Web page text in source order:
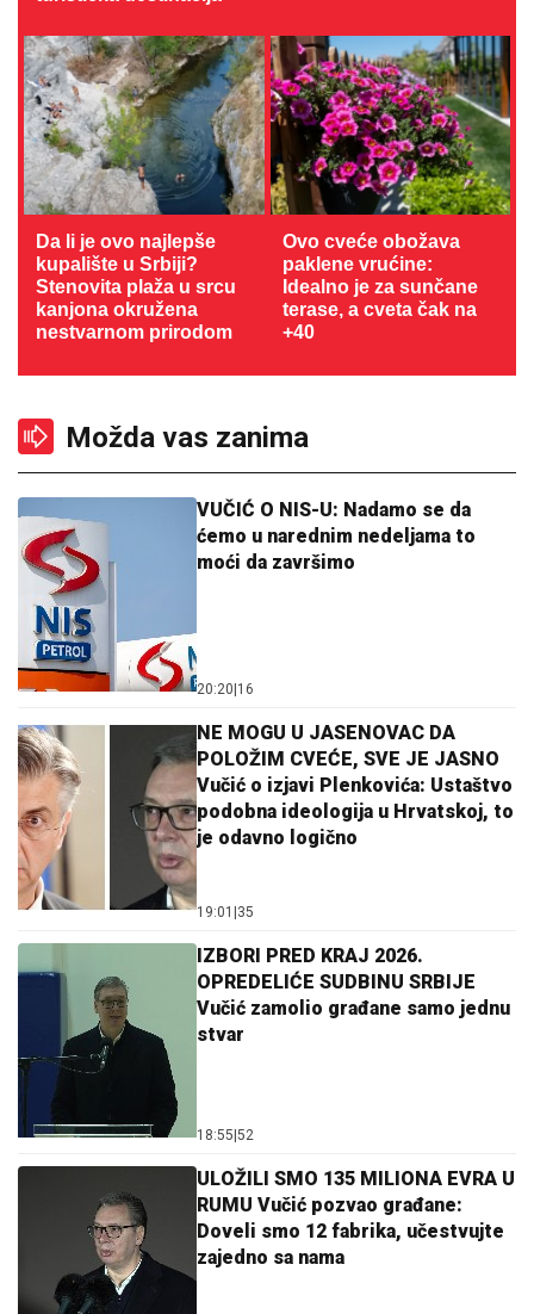
Da li je ovo najlepše
kupalište u Srbiji?
Stenovita plaža u srcu
kanjona okružena
nestvarnom prirodom
Ovo cveće obožava
paklene vrućine:
Idealno je za sunčane
terase, a cveta čak na
+40
Možda vas zanima
VUČIĆ O NIS-U: Nadamo se da
ćemo u narednim nedeljama to
moći da završimo
20:20|16
NE MOGU U JASENOVAC DA
POLOŽIM CVEĆE, SVE JE JASNO
Vučić o izjavi Plenkovića: Ustaštvo
podobna ideologija u Hrvatskoj, to
je odavno logično
19:01 |35
IZBORI PRED KRAJ 2026.
OPREDELIĆE SUDBINU SRBIJE
Vučić zamolio građane samo jednu
stvar
18:55|52
ULOŽILI SMO 135 MILIONA EVRA U
RUMU Vučić pozvao građane:
Doveli smo 12 fabrika, učestvujte
zajedno sa nama